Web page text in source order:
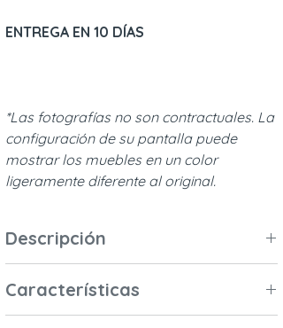
ENTREGA EN 10 DÍAS
*Las fotografías no son contractuales. La
configuración de su pantalla puede
mostrar los muebles en un color
ligeramente diferente al original.
Descripción
pequeñas barandillas de cama, está
diseñado para camas de 60x120 cm de
Características